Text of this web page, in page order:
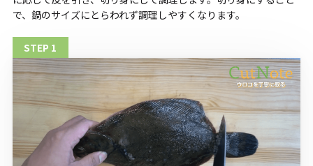
で、鍋のサイズにとらわれず調理しやすくなります。